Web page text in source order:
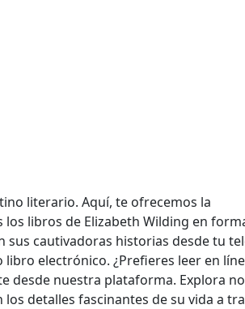
literario. Aquí, te ofrecemos la
libros de Elizabeth Wilding en
sus cautivadoras historias desde tu
electrónico. ¿Prefieres leer en
desde nuestra plataforma. Explora
detalles fascinantes de su vida a